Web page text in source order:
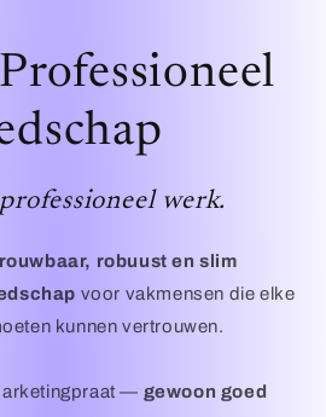
werk.
robuust en slim
voor vakmensen die elke
kunnen vertrouwen.
— gewoon goed